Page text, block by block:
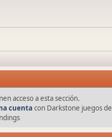
acceso a esta sección.
cuenta con Darkstone juegos de